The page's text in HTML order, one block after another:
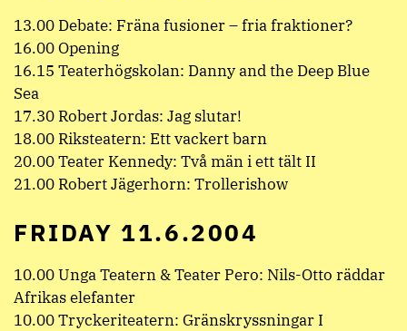
13.00 Debate: Fräna fusioner – fria fraktioner?
16.00 Opening
16.15 Teaterhögskolan: Danny and the Deep Blue
Sea
17.30 Robert Jordas: Jag slutar!
18.00 Riksteatern: Ett vackert barn
20.00 Teater Kennedy: Två män i ett tält II
21.00 Robert Jägerhorn: Trollerishow
FRIDAY 11.6.2004
10.00 Unga Teatern & Teater Pero: Nils-Otto räddar
Afrikas elefanter
10.00 Tryckeriteatern: Gränskryssningar I